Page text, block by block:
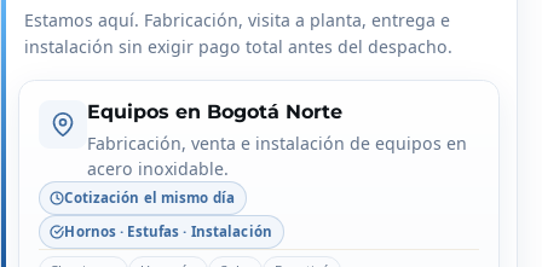
Estamos aquí. Fabricación, visita a planta, entrega e
instalación sin exigir pago total antes del despacho.
Equipos en Bogotá Norte
Fabricación, venta e instalación de equipos en
acero inoxidable.
Cotización el mismo día
Hornos · Estufas · Instalación